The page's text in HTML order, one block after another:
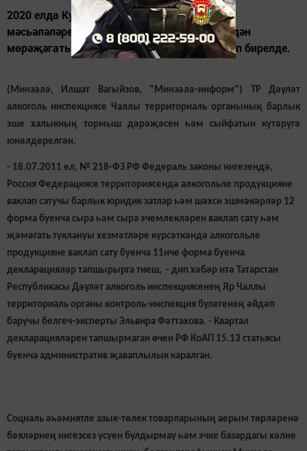
2020 елда Кулланучылар хокукларын яклау
мәсьәләләре буенча гражданнардан 19 телдән
мөрәҗәгать керде, һәр мөрәҗәгатькә җавап бирелде.
(Минзәлә, Илшат Вагыйзов, "Минзәлә-информ") ТР Дәүләт
алкоголь инспекциясе Чаллы территориаль органының барлык
эше халыкның тормыш дәрәҗәсен һәм сыйфатын күтәрүгә
юнәлдерелгән.
- 18.07.2011 ел, № 218-ФЗ РФ Федераль законы нигезендә,
Россия Федерациясе территориясендә алкогольле продукцияне
ваклап сатучы барлык юридик затлар һәм шәхси эшмәкәрләр 12
форма буенча сыра һәм сыра эчемлекләрен ваклап сату һәм
җәмәгать туклануы хезмәтләре күрсәткәндә алкогольле
продукцияне ваклап сату буенча 11нче форма буенча
декларацияләр тапшырырга тиеш, - дип хәбәр итә Татарстан
Республикасы Дәүләт алкоголь инспекциясенең Яр Чаллы
территориаль органы контроль-инспекция бүлегенең әйдәп
баручы белгеч-эксперты Эльвира Фәттахова. - Квартал
декларацияләрен тапшырмаган өчен РФ КоАП 15.13 статьясы
буенча административ җаваплылык каралган.
Социаль әһәмиятле азык-төлек товарларының аерым төрләренә
бәяләрнең нигезсез үсүен булдырмау һәм эчке базардагы хәлне